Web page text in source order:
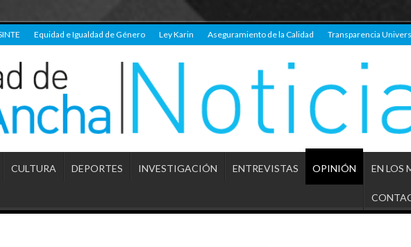
Equidad e Igualdad de Género Ley Karin Aseguramiento de la Calidad Transparencia
CULTURA DEPORTES INVESTIGACIÓN ENTREVISTAS OPINIÓN EN LOS